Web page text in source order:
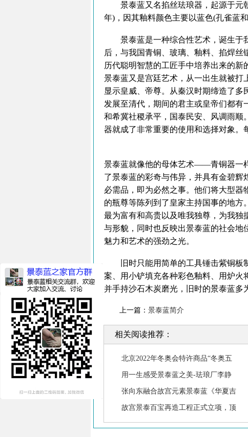
景泰蓝又名掐丝珐琅器，起源于元朝
年)，因其釉料颜色主要以蓝色(孔雀蓝
景泰蓝是一种综合性艺术，诞生于
后，与我国青铜、玻璃、釉料、掐焊
历代聪明智慧的工匠手中培养出来的
景泰蓝又是宫廷艺术，从一出生就被打
显示皇威、帝尊。从秦汉时期缔造了多
发展至清代，期间的君主或皇帝们都
和希冀社稷承平，国泰民安、风调雨顺
器就成了非常重要的使用和选择对象。
景泰蓝就像他的母体艺术——青铜器一
了景泰蓝的彩奇与伟异，并具有金碧辉
必需品，即为必然之事。他们将大型
的瓶尊等陈列到了皇家主持国事的地
最为富有和高贵以及唯我独尊，为我
与形貌，同时也反映出景泰蓝的社会地
魅力和艺术的强劲之光。
旧时只能用简单的工具锤击紫铜板
案、用小铲填充各种彩色釉料、用炉火
并手持沙石木炭磨光，旧时的景泰蓝多
上一篇： 景泰蓝简介
相关阅读推荐：
北京2022年冬奥会特许商品“冬奥五
用一生感受景泰蓝之美-珐琅厂李静
张向东融合故宫元素景泰蓝《华夏吉
故宫景泰百宝再造工程正式立项，顶